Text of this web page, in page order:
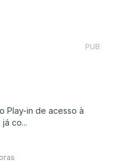
PUB
Play-in de acesso à
já co...